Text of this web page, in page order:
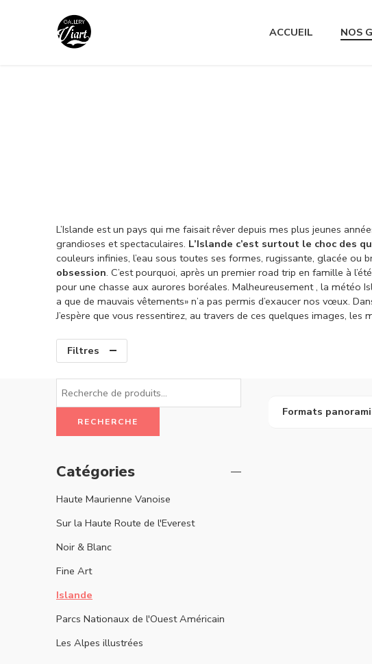
Nous contacter :
ACCUEIL
NOS
L’Islande est un pays qui me faisait rêver depuis mes plus jeunes
grandioses et spectaculaires. L’Islande c’est surtout le choc des
couleurs infinies, l’eau sous toutes ses formes, rugissante, glacée
obsession. C’est pourquoi, après un premier road trip en famille à
pour une chasse aux aurores boréales. Malheureusement , la météo
a que de mauvais vêtements» n’a pas permis d’exaucer nos vœux.
J’espère que vous ressentirez, au travers de ces quelques images,
Filtres
Formats
RECHERCHE
Catégories
Haute Maurienne Vanoise
Sur la Haute Route de l'Everest
Noir & Blanc
Fine Art
Islande
Parcs Nationaux de l'Ouest Américain
Les Alpes illustrées